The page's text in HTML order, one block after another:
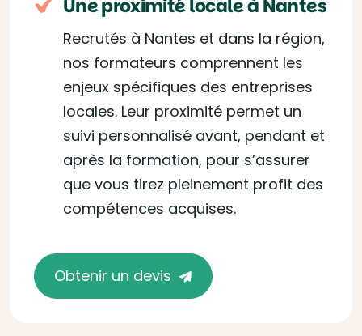
Une proximité locale à Nantes
Recrutés à Nantes et dans la région,
nos formateurs comprennent les
enjeux spécifiques des entreprises
locales. Leur proximité permet un
suivi personnalisé avant, pendant et
après la formation, pour s’assurer
que vous tirez pleinement profit des
compétences acquises.
Obtenir un devis